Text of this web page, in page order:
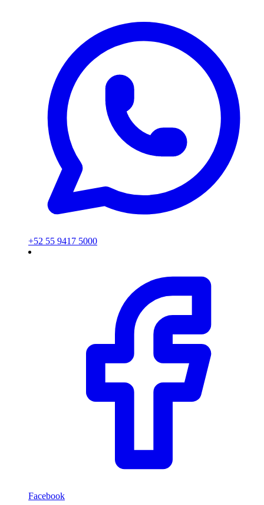
+52 55 9417 5000
Facebook